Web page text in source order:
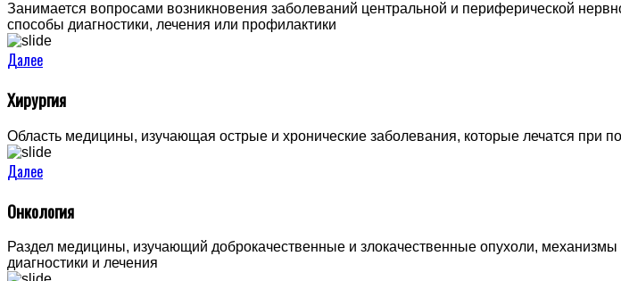
Занимается вопросами возникновения заболеваний центральной и периферической
способы диагностики, лечения или профилактики
Далее
Хирургия
Область медицины, изучающая острые и хронические заболевания, которые лечатся при
Далее
Онкология
Раздел медицины, изучающий доброкачественные и злокачественные опухоли,
диагностики и лечения